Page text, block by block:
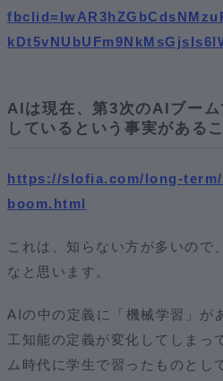
AIは現在、第3次のAIブー
しているという事実がある
https://slofia.com/long-
boom.html
これは、知らない方が多いので
なと思います。
AIの中の定義に「機械学習」が
工知能の定義が変化してしまっ
ム時代に学生で習ったものとし